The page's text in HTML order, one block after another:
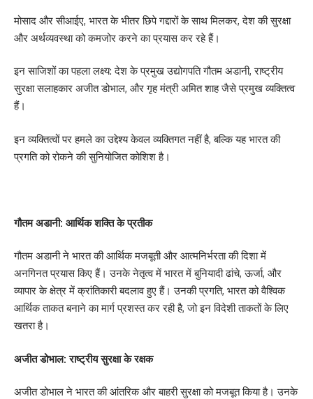
मोसाद और सीआईए, भारत के भीतर छिपे गद्दारों के साथ मिलकर, देश की सुरक्षा
और अर्थव्यवस्था को कमजोर करने का प्रयास कर रहे हैं।
इन साजिशों का पहला लक्ष्य: देश के प्रमुख उद्योगपति गौतम अडानी, राष्ट्रीय
सुरक्षा सलाहकार अजीत डोभाल, और गृह मंत्री अमित शाह जैसे प्रमुख व्यक्तित्व
हैं।
इन व्यक्तित्वों पर हमले का उद्देश्य केवल व्यक्तिगत नहीं है, बल्कि यह भारत की
प्रगति को रोकने की सुनियोजित कोशिश है।
गौतम अडानी: आर्थिक शक्ति के प्रतीक
गौतम अडानी ने भारत की आर्थिक मजबूती और आत्मनिर्भरता की दिशा में
अनगिनत प्रयास किए हैं। उनके नेतृत्व में भारत में बुनियादी ढांचे, ऊर्जा, और
व्यापार के क्षेत्र में क्रांतिकारी बदलाव हुए हैं। उनकी प्रगति, भारत को वैश्विक
आर्थिक ताकत बनाने का मार्ग प्रशस्त कर रही है, जो इन विदेशी ताकतों के लिए
खतरा है।
अजीत डोभाल: राष्ट्रीय सुरक्षा के रक्षक
अजीत डोभाल ने भारत की आंतरिक और बाहरी सुरक्षा को मजबूत किया है। उनके